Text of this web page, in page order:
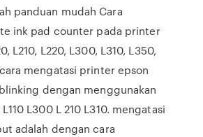
panduan mudah Cara
ink pad counter pada printer
L210, L220, L300, L310, L350,
mengatasi printer epson
dengan menggunakan
L300 L 210 L310. mengatasi
adalah dengan cara